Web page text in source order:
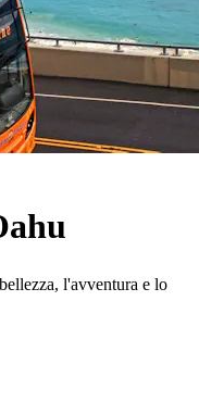
l'avventura e lo